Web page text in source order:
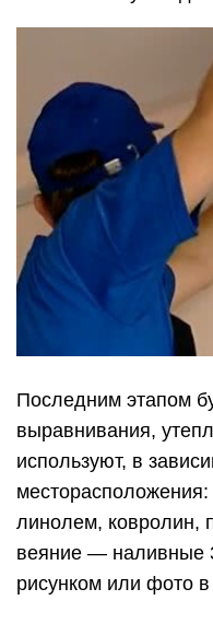
Последним этапом
выравнивания,
используют, в
линолем, ковролин,
веяние — наливные
рисунком или фото в